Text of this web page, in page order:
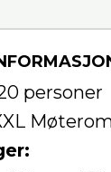
personer